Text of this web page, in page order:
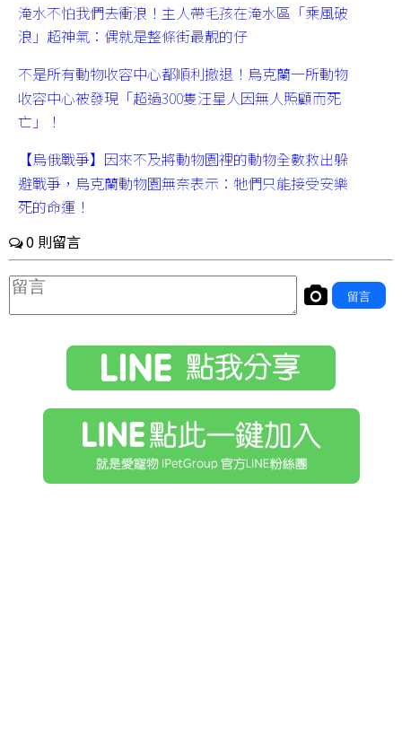
淹水不怕我們去衝浪！主人帶毛孩在淹水區「乘風破
浪」超神氣：偶就是整條街最靚的仔
不是所有動物收容中心都順利撤退！烏克蘭一所動物
收容中心被發現「超過300隻汪星人因無人照顧而死
亡」！
【烏俄戰爭】因來不及將動物園裡的動物全數救出躲
避戰爭，烏克蘭動物園無奈表示：牠們只能接受安樂
死的命運！